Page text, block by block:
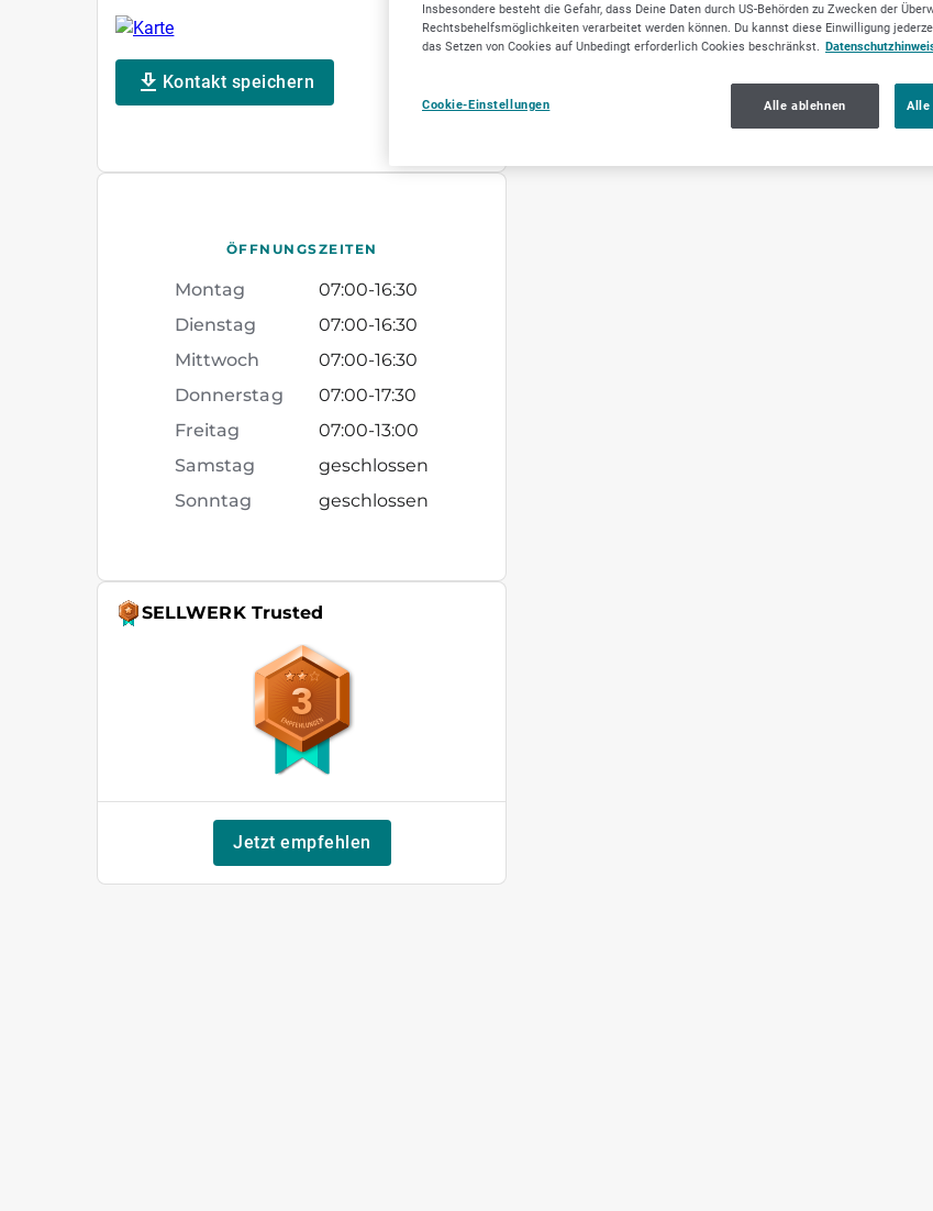
Kontakt speichern
ÖFFNUNGSZEITEN
Montag 07:00-16:30
Dienstag
07:00-16:30
Mittwoch
07:00-16:30
Donnerstag
07:00-17:30
Freitag
07:00-13:00
Samstag
geschlossen
Sonntag
geschlossen
SELLWERK Trusted
3
Jetzt empfehlen
Insbesondere besteht die Gefahr, dass Deine Daten durch US-Behörden zu Zwecken der
Rechtsbehelfsmöglichkeiten verarbeitet werden können. Du kannst diese Einwilligung
das Setzen von Cookies auf Unbedingt erforderlich Cookies beschränkst.
Cookie-Einstellungen Alle ablehnen Alle